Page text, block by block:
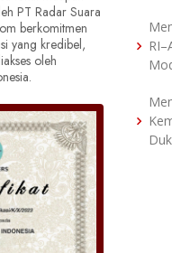
PT Radar Suara
berkomitmen
yang kredibel,
oleh